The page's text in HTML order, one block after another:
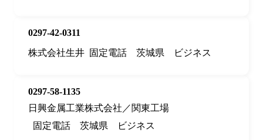
0297-42-0311
株式会社生井 固定電話 茨城県 ビジネス
0297-58-1135
日興金属工業株式会社／関東工場
固定電話
茨城県 ビジネス